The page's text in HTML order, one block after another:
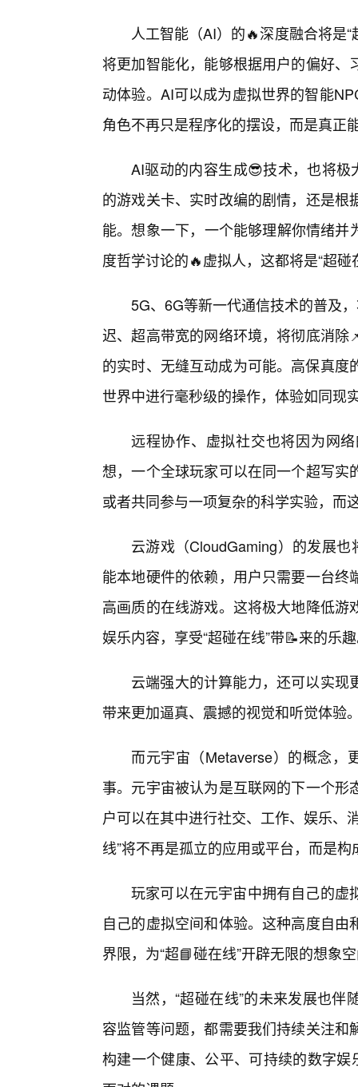
人工智能（AI）的🔥深度融合将是
将更加智能化，能够根据用户的偏好
动体验。AI可以成为虚拟世界的智能
角色不再只是程序化的摆设，而是真正
AI驱动的内容生成😎技术，也将极
的游戏关卡、实时改编的剧情，还是
能。想象一下，一个能够理解你情绪
度哲学讨论的🔥虚拟人，这都将是“超
5G、6G等新一代通信技术的普及
迟、超高带宽的网络环境，将彻底消
的实时、无缝互动成为可能。高保真
世界中进行毫秒级的操作，体验如同现
远程协作、虚拟社交也将因为网
想，一个全球玩家可以在同一个超写
或者共同参与一项复杂的科学实验，而
云游戏（CloudGaming）的发展
能本地硬件的依赖，用户只需要一台
高画质的在线游戏。这将极大地降低
娱乐内容，享受“超碰在线”带📝来的乐
云端强大的计算能力，还可以实
带来更加逼真、震撼的视觉和听觉体验
而元宇宙（Metaverse）的概念，
事。元宇宙被认为是互联网的下一个
户可以在其中进行社交、工作、娱乐、
线”将不再是孤立的应用或平台，而是
玩家可以在元宇宙中拥有自己的虚
自己的虚拟空间和体验。这种高度自
界限，为“超📘碰在线”开辟无限的想象
当然，“超碰在线”的未来发展也
容监管等问题，都需要我们持续关注
构建一个健康、公平、可持续的数字